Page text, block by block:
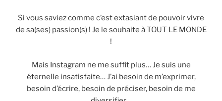
Si vous saviez comme c’est extasiant de pouvoir vivre
de sa(ses) passion(s) ! Je le souhaite à TOUT LE MONDE
!
Mais Instagram ne me suffit plus… Je suis une
éternelle insatisfaite… J’ai besoin de m’exprimer,
besoin d’écrire, besoin de préciser, besoin de me